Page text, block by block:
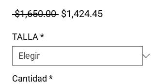
$1,650.00 Precio
$1,424.45Precio de
TALLA *
Cantidad *